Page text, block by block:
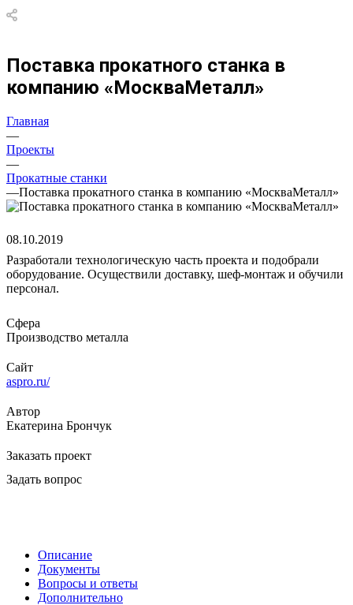
Поставка прокатного станка в
компанию «МоскваМеталл»
Главная
—
Проекты
—
Прокатные станки
—Поставка прокатного станка в компанию «МоскваМеталл»
08.10.2019
Разработали технологическую часть проекта и подобрали
оборудование. Осуществили доставку, шеф-монтаж и обучили
персонал.
Сфера
Производство металла
Сайт
aspro.ru/
Автор
Екатерина Брончук
Заказать проект
Задать вопрос
Описание
Документы
Вопросы и ответы
Дополнительно